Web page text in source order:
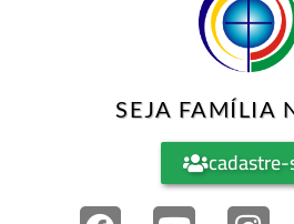
SEJA FAMÍLIA